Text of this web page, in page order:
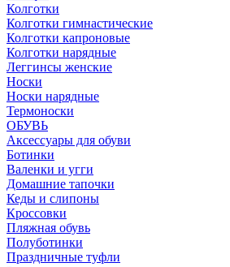
Колготки
Колготки гимнастические
Колготки капроновые
Колготки нарядные
Леггинсы женские
Носки
Носки нарядные
Термоноски
ОБУВЬ
Аксессуары для обуви
Ботинки
Валенки и угги
Домашние тапочки
Кеды и слипоны
Кроссовки
Пляжная обувь
Полуботинки
Праздничные туфли